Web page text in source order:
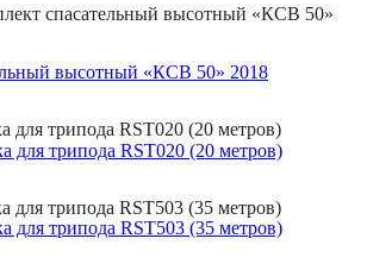
спасательный высотный «КСВ 50»
для трипода RST020 (20 метров)
для трипода RST503 (35 метров)